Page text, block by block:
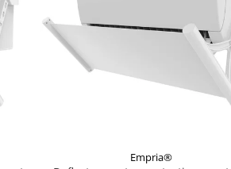
Empria®